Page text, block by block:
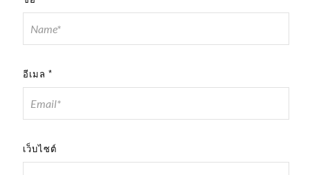
อีเมล *
เว็บไซต์